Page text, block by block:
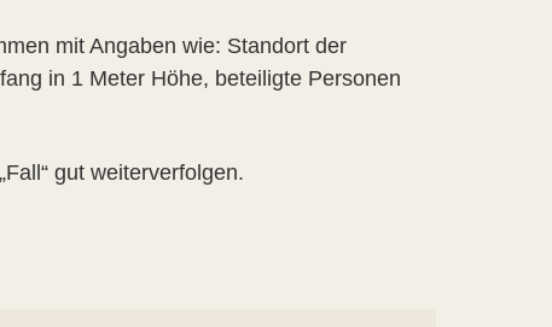
mit Angaben wie: Standort der
in 1 Meter Höhe, beteiligte Personen
gut weiterverfolgen.